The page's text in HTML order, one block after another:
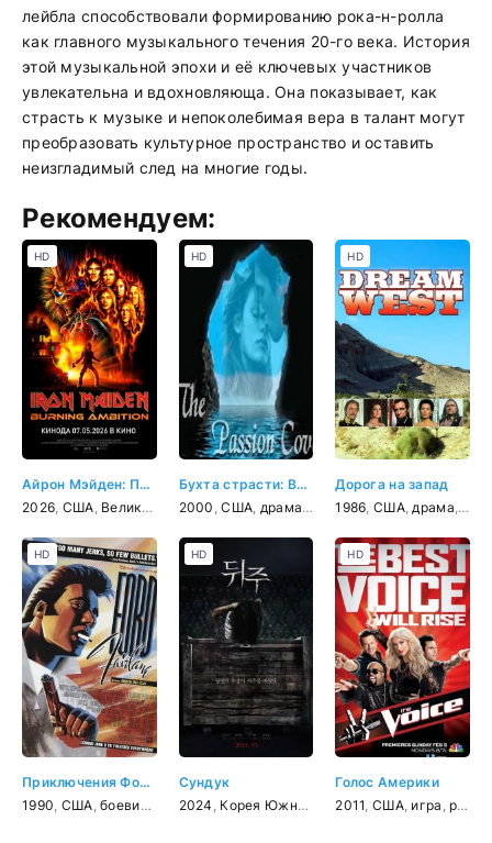
лейбла способствовали формированию рока-н-ролла
как главного музыкального течения 20-го века. История
этой музыкальной эпохи и её ключевых участников
увлекательна и вдохновляюща. Она показывает, как
страсть к музыке и непоколебимая вера в талант могут
преобразовать культурное пространство и оставить
неизгладимый след на многие годы.
Рекомендуем:
Айрон Мэйден: Пылающее стремление
2026 США Великобритания , документальный ,биография ,музыка
HD
Бухта страсти: Восходящие звезды
2000 ,США драма, комедия
HD
Дорога на запад
1986 США, драма
HD
Приключения Форда Ферлейна
1990 США ,боевик , комедия детектив,музыка,криминал
HD
Сундук
2024 Корея Южная ужасы
HD
Голос Америки
2011 США, игра реальное ТВ
HD